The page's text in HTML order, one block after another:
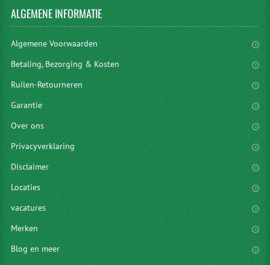
ALGEMENEINFORMATIE
Algemene Voorwaarden
Betaling, Bezorging & Kosten
Ruilen-Retourneren
Garantie
Over ons
Privacyverklaring
Disclaimer
Locaties
vacatures
Merken
Blog en meer